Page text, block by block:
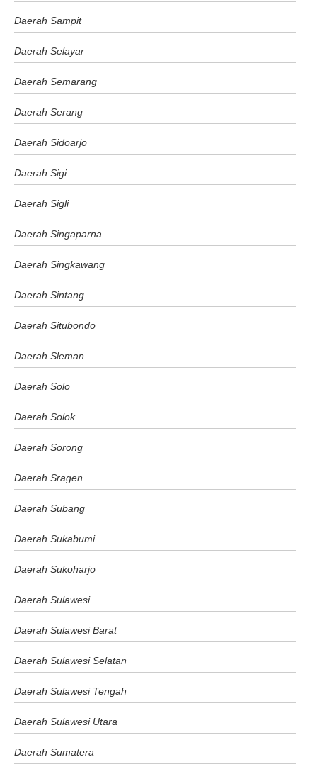
Daerah Sampit
Daerah Selayar
Daerah Semarang
Daerah Serang
Daerah Sidoarjo
Daerah Sigi
Daerah Sigli
Daerah Singaparna
Daerah Singkawang
Daerah Sintang
Daerah Situbondo
Daerah Sleman
Daerah Solo
Daerah Solok
Daerah Sorong
Daerah Sragen
Daerah Subang
Daerah Sukabumi
Daerah Sukoharjo
Daerah Sulawesi
Daerah Sulawesi Barat
Daerah Sulawesi Selatan
Daerah Sulawesi Tengah
Daerah Sulawesi Utara
Daerah Sumatera